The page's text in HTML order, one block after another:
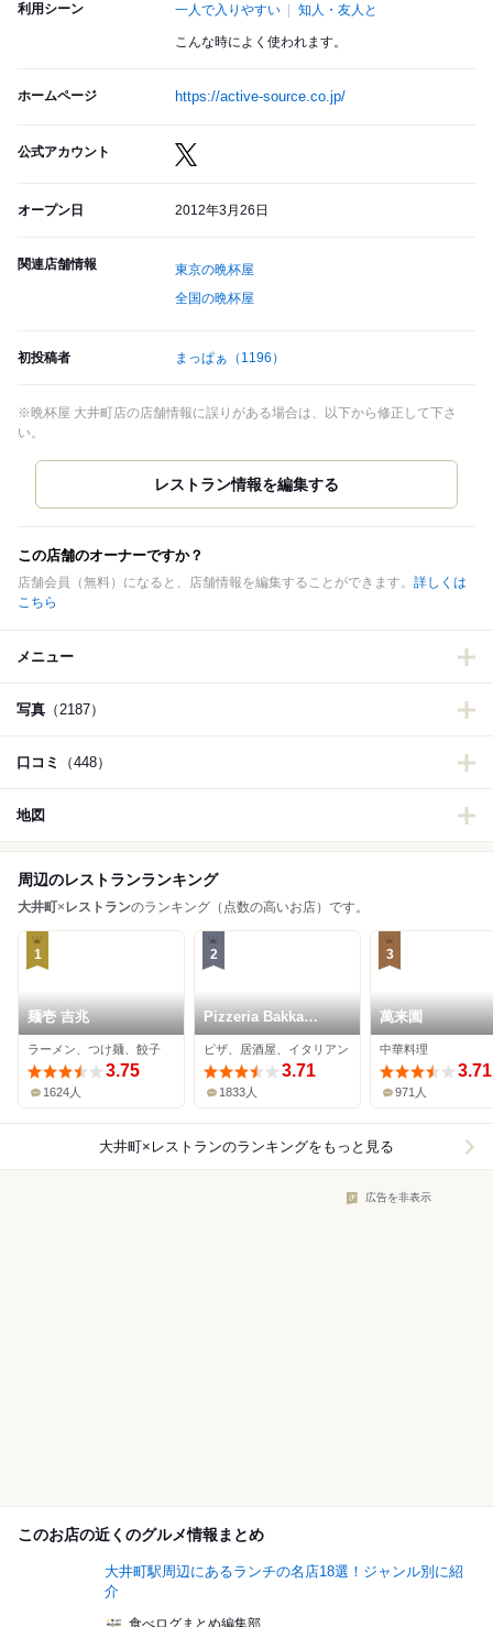
利用シーン 一人で入りやすい 知人・友人と
こんな時によく使われます。
ホームページ https://active-source.co.jp/
公式アカウント
オープン日 2012年3月26日
関連店舗情報
東京の晩杯屋
全国の晩杯屋
初投稿者 まっぱぁ （1196）
※晩杯屋 大井町店の店舗情報に誤りがある場合は、以下から修正して下さ
い。
この店舗のオーナーですか？
店舗会員（無料）になると、店舗情報を編集することができます。 詳しくは
こちら
メニュー
写真 （2187）
口コミ （448）
地図
周辺のレストランランキング
大井町× レストランのランキング（点数の高いお店）です。
1
麺壱 吉兆
ラーメン、つけ麺、餃子
3.75
1624人
2
Pizzeria Bakka
M'unica
ピザ、居酒屋、イタリアン
3.71
1833人
3
萬来園
中華料理
3.71
971人
大井町×レストランのランキングをもっと見る
広告を非表示
このお店の近くのグルメ情報まとめ
大井町駅周辺にあるランチの名店18選！ジャンル別に紹
介